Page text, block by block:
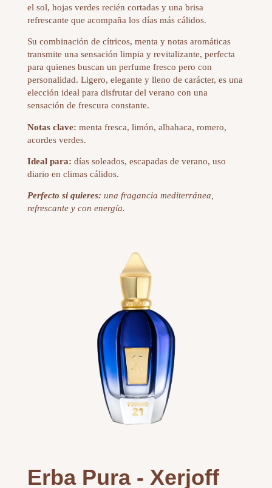
el sol, hojas verdes recién cortadas y una brisa
refrescante que acompaña los días más cálidos.
Su combinación de cítricos, menta y notas aromáticas
transmite una sensación limpia y revitalizante, perfecta
para quienes buscan un perfume fresco pero con
personalidad. Ligero, elegante y lleno de carácter, es una
elección ideal para disfrutar del verano con una
sensación de frescura constante.
Notas clave: menta fresca, limón, albahaca, romero,
acordes verdes.
Ideal para: días soleados, escapadas de verano, uso
diario en climas cálidos.
Perfecto si quieres: una fragancia mediterránea,
refrescante y con energía.
Erba Pura - Xerjoff